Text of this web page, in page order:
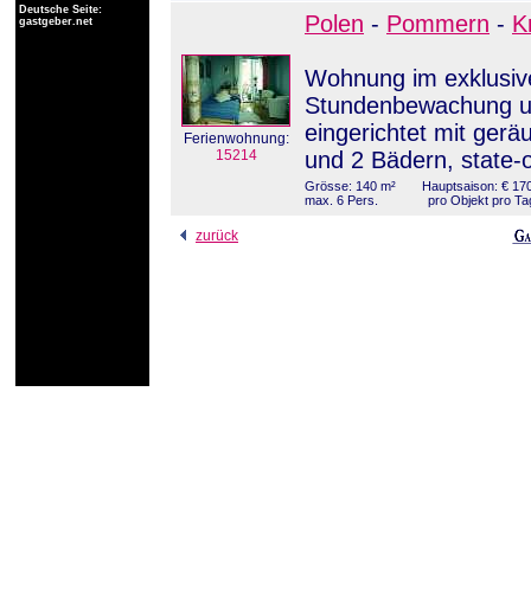
Ferienwohnung:
15214
Polen - Pommern -
Wohnung im
Stundenbewachung
eingerichtet mit
und 2 Bädern,
Grösse: 140 m²
max. 6 Pers.
Hauptsaison: €
pro Objekt pro
zurück
Deutsche Seite:
gastgeber.net